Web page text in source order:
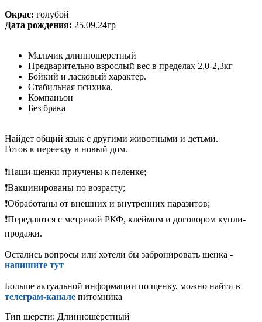
Окрас: голубой
Дата рождения: 25.09.24гр
Мальчик длинношерстный
Предварительно взрослый вес в пределах 2,0-2,3кг
Бойкий и ласковый характер.
Стабильная психика.
Компаньон
Без брака
Найдет общий язык с другими животными и детьми.
Готов к переезду в новый дом.
❗️Наши щенки приучены к пеленке;
❗️Вакцинированы по возрасту;
❗️Обработаны от внешних и внутренних паразитов;
❗️Передаются с метрикой РКФ, клеймом и договором купли-
продажи.
Остались вопросы или хотели бы забронировать щенка -
напишите тут
Больше актуальной информации по щенку, можно найти в
телеграм-канале питомника
Тип шерсти: Длинношерстный